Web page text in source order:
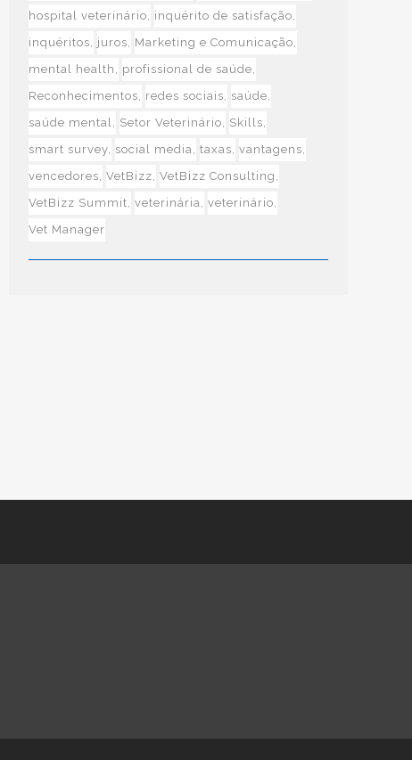
hospital veterinário
inquérito de satisfação
inquéritos
juros
Marketing e Comunicação
mental health
profissional de saúde
Reconhecimentos
redes sociais
saúde
saúde mental
Setor Veterinário
Skills
smart survey
social media taxas vantagens
vencedores VetBizz VetBizz Consulting
VetBizz Summit veterinária veterinário
Vet Manager